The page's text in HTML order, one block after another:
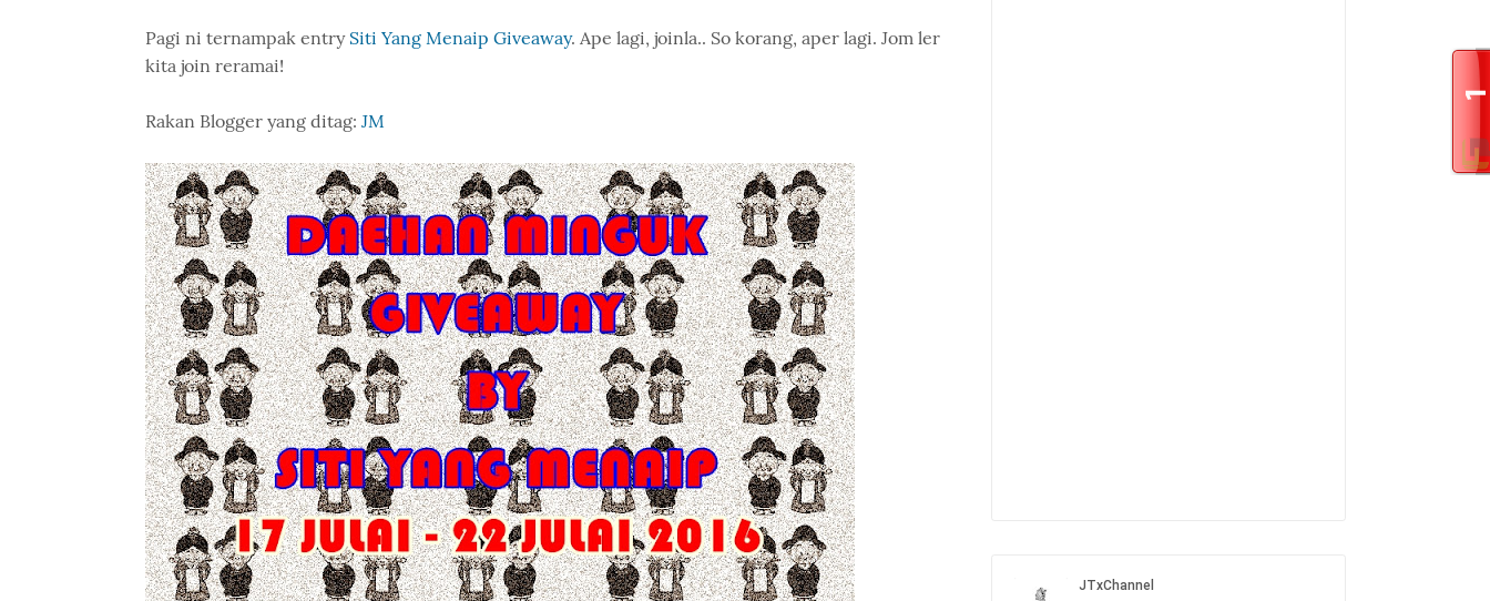
Pagi ni ternampak entry Siti Yang Menaip Giveaway. Ape lagi, joinla.. So korang, aper lagi. Jom ler
kita join reramai!
Rakan Blogger yang ditag: JM